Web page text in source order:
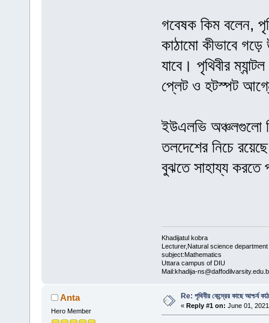
গবেষক কিম বলেন,
কাঠামো কীভাবে গড়ে
যাবে। পৃথিবীর
প্লেট ও হটস্পট
ইউএলভি অঞ্চলগুলো
তলদেশের নিচে
বুঝতে সাহায্য করতে
Khadijatul kobra
Lecturer,Natural science department
subject:Mathematics
Uttara campus of DIU
Mail:khadija-
Anta
Hero Member
Re: পৃথিবীর কেন্দ্রের কাছে আশ্চর্য
« Reply #1 on: June 01,